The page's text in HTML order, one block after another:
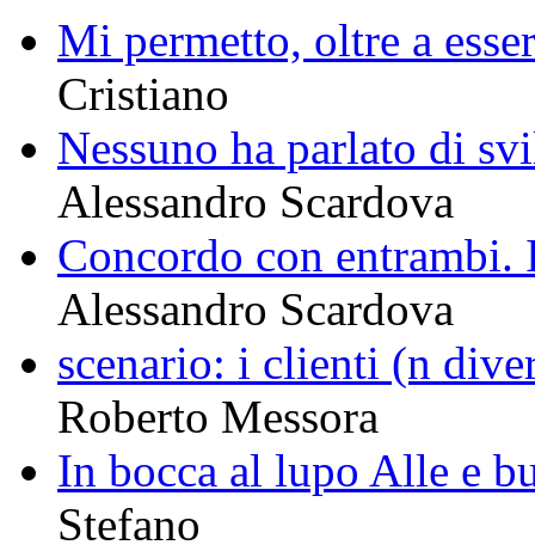
Mi permetto, oltre a
Cristiano
Nessuno ha parlato di
Alessandro Scardova
Concordo con
Alessandro Scardova
scenario: i clienti (n
Roberto Messora
In bocca al lupo Alle e
Stefano